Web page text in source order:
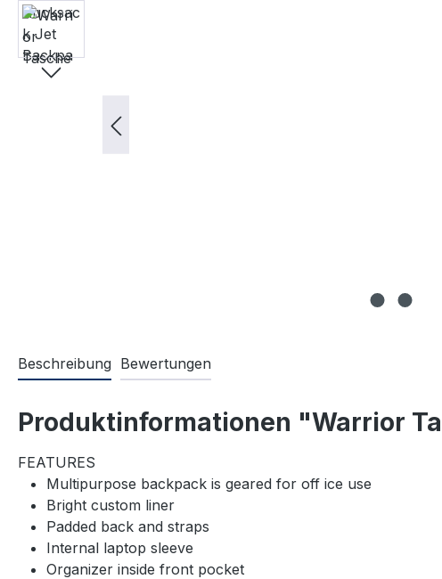
Beschreibung Bewertungen
Produktinformationen "Warrior
FEATURES
Multipurpose backpack is geared for off ice use
Bright custom liner
Padded back and straps
Internal laptop sleeve
Organizer inside front pocket